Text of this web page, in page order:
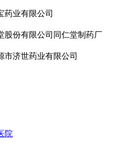
药业有限公司
股份有限公司同仁堂制药厂
市济世药业有限公司
院